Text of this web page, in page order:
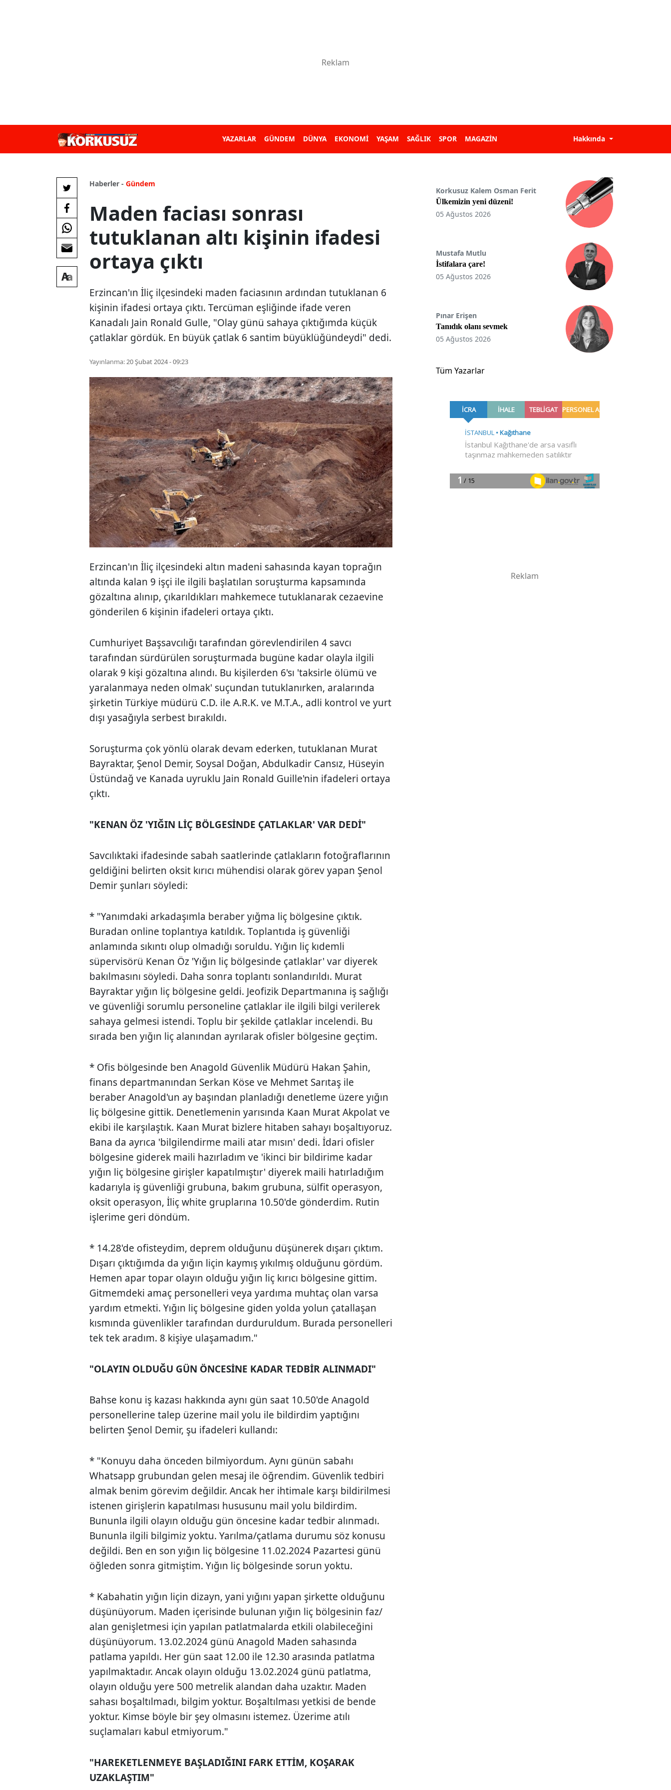
YAZARLAR GÜNDEM DÜNYA EKONOMİ YAŞAM SAĞLIK SPOR MAGAZİN Hakkında
Haberler - Gündem
Maden faciası sonrası
tutuklanan altı kişinin ifadesi
ortaya çıktı
Erzincan'ın İliç ilçesindeki maden faciasının ardından tutuklanan 6
kişinin ifadesi ortaya çıktı. Tercüman eşliğinde ifade veren
Kanadalı Jain Ronald Gulle, "Olay günü sahaya çıktığımda küçük
çatlaklar gördük. En büyük çatlak 6 santim büyüklüğündeydi" dedi.
Yayınlanma:20 Şubat 2024 - 09:23
Erzincan'ın İliç ilçesindeki altın madeni sahasında kayan toprağın
altında kalan 9 işçi ile ilgili başlatılan soruşturma kapsamında
gözaltına alınıp, çıkarıldıkları mahkemece tutuklanarak cezaevine
gönderilen 6 kişinin ifadeleri ortaya çıktı.
Cumhuriyet Başsavcılığı tarafından görevlendirilen 4 savcı
tarafından sürdürülen soruşturmada bugüne kadar olayla ilgili
olarak 9 kişi gözaltına alındı. Bu kişilerden 6'sı 'taksirle ölümü ve
yaralanmaya neden olmak' suçundan tutuklanırken, aralarında
şirketin Türkiye müdürü C.D. ile A.R.K. ve M.T.A., adli kontrol ve yurt
dışı yasağıyla serbest bırakıldı.
Soruşturma çok yönlü olarak devam ederken, tutuklanan Murat
Bayraktar, Şenol Demir, Soysal Doğan, Abdulkadir Cansız, Hüseyin
Üstündağ ve Kanada uyruklu Jain Ronald Guille'nin ifadeleri ortaya
çıktı.
"KENAN ÖZ 'YIĞIN LİÇ BÖLGESİNDE ÇATLAKLAR' VAR DEDİ"
Savcılıktaki ifadesinde sabah saatlerinde çatlakların fotoğraflarının
geldiğini belirten oksit kırıcı mühendisi olarak görev yapan Şenol
Demir şunları söyledi:
* "Yanımdaki arkadaşımla beraber yığma liç bölgesine çıktık.
Buradan online toplantıya katıldık. Toplantıda iş güvenliği
anlamında sıkıntı olup olmadığı soruldu. Yığın liç kıdemli
süpervisörü Kenan Öz 'Yığın liç bölgesinde çatlaklar' var diyerek
bakılmasını söyledi. Daha sonra toplantı sonlandırıldı. Murat
Bayraktar yığın liç bölgesine geldi. Jeofizik Departmanına iş sağlığı
ve güvenliği sorumlu personeline çatlaklar ile ilgili bilgi verilerek
sahaya gelmesi istendi. Toplu bir şekilde çatlaklar incelendi. Bu
sırada ben yığın liç alanından ayrılarak ofisler bölgesine geçtim.
* Ofis bölgesinde ben Anagold Güvenlik Müdürü Hakan Şahin,
finans departmanından Serkan Köse ve Mehmet Sarıtaş ile
beraber Anagold'un ay başından planladığı denetleme üzere yığın
liç bölgesine gittik. Denetlemenin yarısında Kaan Murat Akpolat ve
ekibi ile karşılaştık. Kaan Murat bizlere hitaben sahayı boşaltıyoruz.
Bana da ayrıca 'bilgilendirme maili atar mısın' dedi. İdari ofisler
bölgesine giderek maili hazırladım ve 'ikinci bir bildirime kadar
yığın liç bölgesine girişler kapatılmıştır' diyerek maili hatırladığım
kadarıyla iş güvenliği grubuna, bakım grubuna, sülfit operasyon,
oksit operasyon, İliç white gruplarına 10.50'de gönderdim. Rutin
işlerime geri döndüm.
* 14.28'de ofisteydim, deprem olduğunu düşünerek dışarı çıktım.
Dışarı çıktığımda da yığın liçin kaymış yıkılmış olduğunu gördüm.
Hemen apar topar olayın olduğu yığın liç kırıcı bölgesine gittim.
Gitmemdeki amaç personelleri veya yardıma muhtaç olan varsa
yardım etmekti. Yığın liç bölgesine giden yolda yolun çatallaşan
kısmında güvenlikler tarafından durduruldum. Burada personelleri
tek tek aradım. 8 kişiye ulaşamadım."
"OLAYIN OLDUĞU GÜN ÖNCESİNE KADAR TEDBİR ALINMADI"
Bahse konu iş kazası hakkında aynı gün saat 10.50'de Anagold
personellerine talep üzerine mail yolu ile bildirdim yaptığını
belirten Şenol Demir, şu ifadeleri kullandı:
* "Konuyu daha önceden bilmiyordum. Aynı günün sabahı
Whatsapp grubundan gelen mesaj ile öğrendim. Güvenlik tedbiri
almak benim görevim değildir. Ancak her ihtimale karşı bildirilmesi
istenen girişlerin kapatılması hususunu mail yolu bildirdim.
Bununla ilgili olayın olduğu gün öncesine kadar tedbir alınmadı.
Bununla ilgili bilgimiz yoktu. Yarılma/çatlama durumu söz konusu
değildi. Ben en son yığın liç bölgesine 11.02.2024 Pazartesi günü
öğleden sonra gitmiştim. Yığın liç bölgesinde sorun yoktu.
* Kabahatin yığın liçin dizayn, yani yığını yapan şirkette olduğunu
düşünüyorum. Maden içerisinde bulunan yığın liç bölgesinin faz/
alan genişletmesi için yapılan patlatmalarda etkili olabileceğini
düşünüyorum. 13.02.2024 günü Anagold Maden sahasında
patlama yapıldı. Her gün saat 12.00 ile 12.30 arasında patlatma
yapılmaktadır. Ancak olayın olduğu 13.02.2024 günü patlatma,
olayın olduğu yere 500 metrelik alandan daha uzaktır. Maden
sahası boşaltılmadı, bilgim yoktur. Boşaltılması yetkisi de bende
yoktur. Kimse böyle bir şey olmasını istemez. Üzerime atılı
suçlamaları kabul etmiyorum."
"HAREKETLENMEYE BAŞLADIĞINI FARK ETTİM, KOŞARAK
UZAKLAŞTIM"
Korkusuz Kalem Osman Ferit
Ülkemizin yeni düzeni!
05 Ağustos 2026
Mustafa Mutlu
İstifalara çare!
05 Ağustos 2026
Pınar Erişen
Tanıdık olanı sevmek
05 Ağustos 2026
Tüm Yazarlar